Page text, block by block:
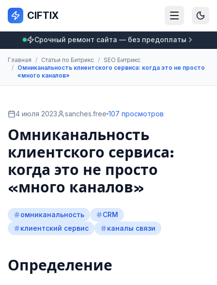
CIFTIX
Срочный ремонт сайта — без предоплаты
Главная / Статьи по Битрикс / SEO Битрикс
/ Омниканальность клиентского сервиса: когда это не просто
«много каналов»
4 июля 2023 sanches.free 107 просмотров
Омниканальность
клиентского сервиса:
когда это не просто
«много каналов»
омниканальность
CRM
клиентский сервис
каналы связи
Определение